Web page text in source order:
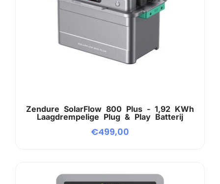
Zendure SolarFlow 800 Plus - 1,92 KWh
Laagdrempelige Plug & Play Batterij
€499,00